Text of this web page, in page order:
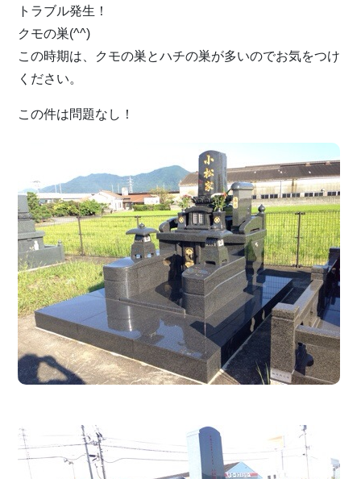
トラブル発生！
クモの巣(^^)
この時期は、クモの巣とハチの巣が多いのでお気をつけ
ください。
この件は問題なし！